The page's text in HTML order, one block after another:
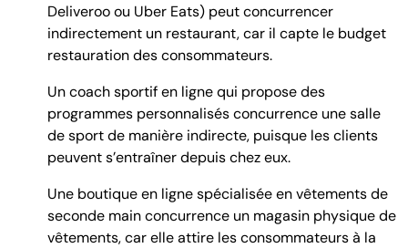
Deliveroo ou Uber Eats) peut concurrencer
indirectement un restaurant, car il capte le budget
restauration des consommateurs.
Un coach sportif en ligne qui propose des
programmes personnalisés concurrence une salle
de sport de manière indirecte, puisque les clients
peuvent s’entraîner depuis chez eux.
Une boutique en ligne spécialisée en vêtements de
seconde main concurrence un magasin physique de
vêtements, car elle attire les consommateurs à la